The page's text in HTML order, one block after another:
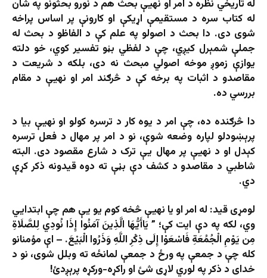
له تاریخي نظره د امر او نهيې بحث هم د نورو بحثونو په شان
له کتاب سره د مستقیمې اړیکې او کارونې پر اساس پراخه
شوی دی. دا بحث د اصولو په علم کې د الفاظو د بحث له
جملې شمېرل کیږي، چې د لفظي بڼو تفسیر کوي، خو دلته
یوازې زموږ موخه اصولي مبحث نه دی، بلکه د شریعت د
مقاصدو د اثبات په برخه کې د څرګند امر او نهيې د مقام
بررسي ده.
دا څرګنده ده، چې امر د یوه کار د ترسره کولو او نهيې بیا د
پرېښودلو لپاره وضعه شوې، نو د امر پر مهال د فعل ترسره
کېدل او د نهيې پر مهال یې ترک د شارع مقصود دی. البته
شاطبي د مقاصدو د کشف دې بڼې ته دوه قیدونه ذکر کړې
دي.
لومړی قید: له امر او یا نهیې څخه کوم یو یې هم چې ابتدايي
وي، لکه په دې ایت کې؛ ” يَاأَيُّهَا الَّذِينَ آمَنُوا إِذَا نُودِي لِلصَّلَاةِ
مِن يَوْمِ الْجُمُعَةِ فَاسْعَوْا إِلَى ذِكْرِ اللَّهِ وَذَرُوا الْبَيْعَ. – اې مؤمنانو
کله چې د جمعې په ورځ د جمعې لمانځه ته وبلل شوی، نو د
خدای د ذکر په لوري لاړی شئ او راکړه-ورکړه پرېږدئ!